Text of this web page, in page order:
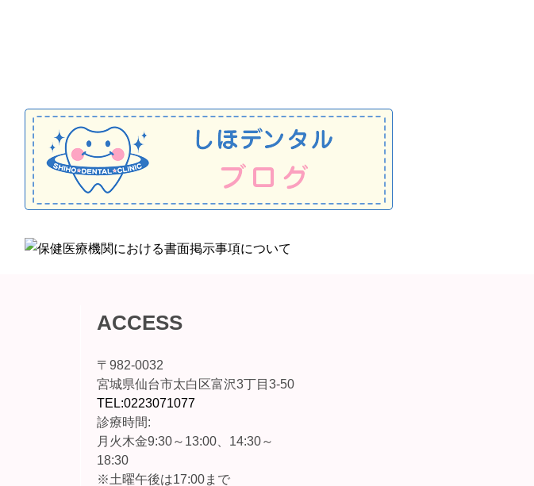
ACCESS
〒982-0032
宮城県仙台市太白区富沢3丁目3-50
TEL:0223071077
診療時間:
月火木金9:30～13:00、14:30～
18:30
※土曜午後は17:00まで